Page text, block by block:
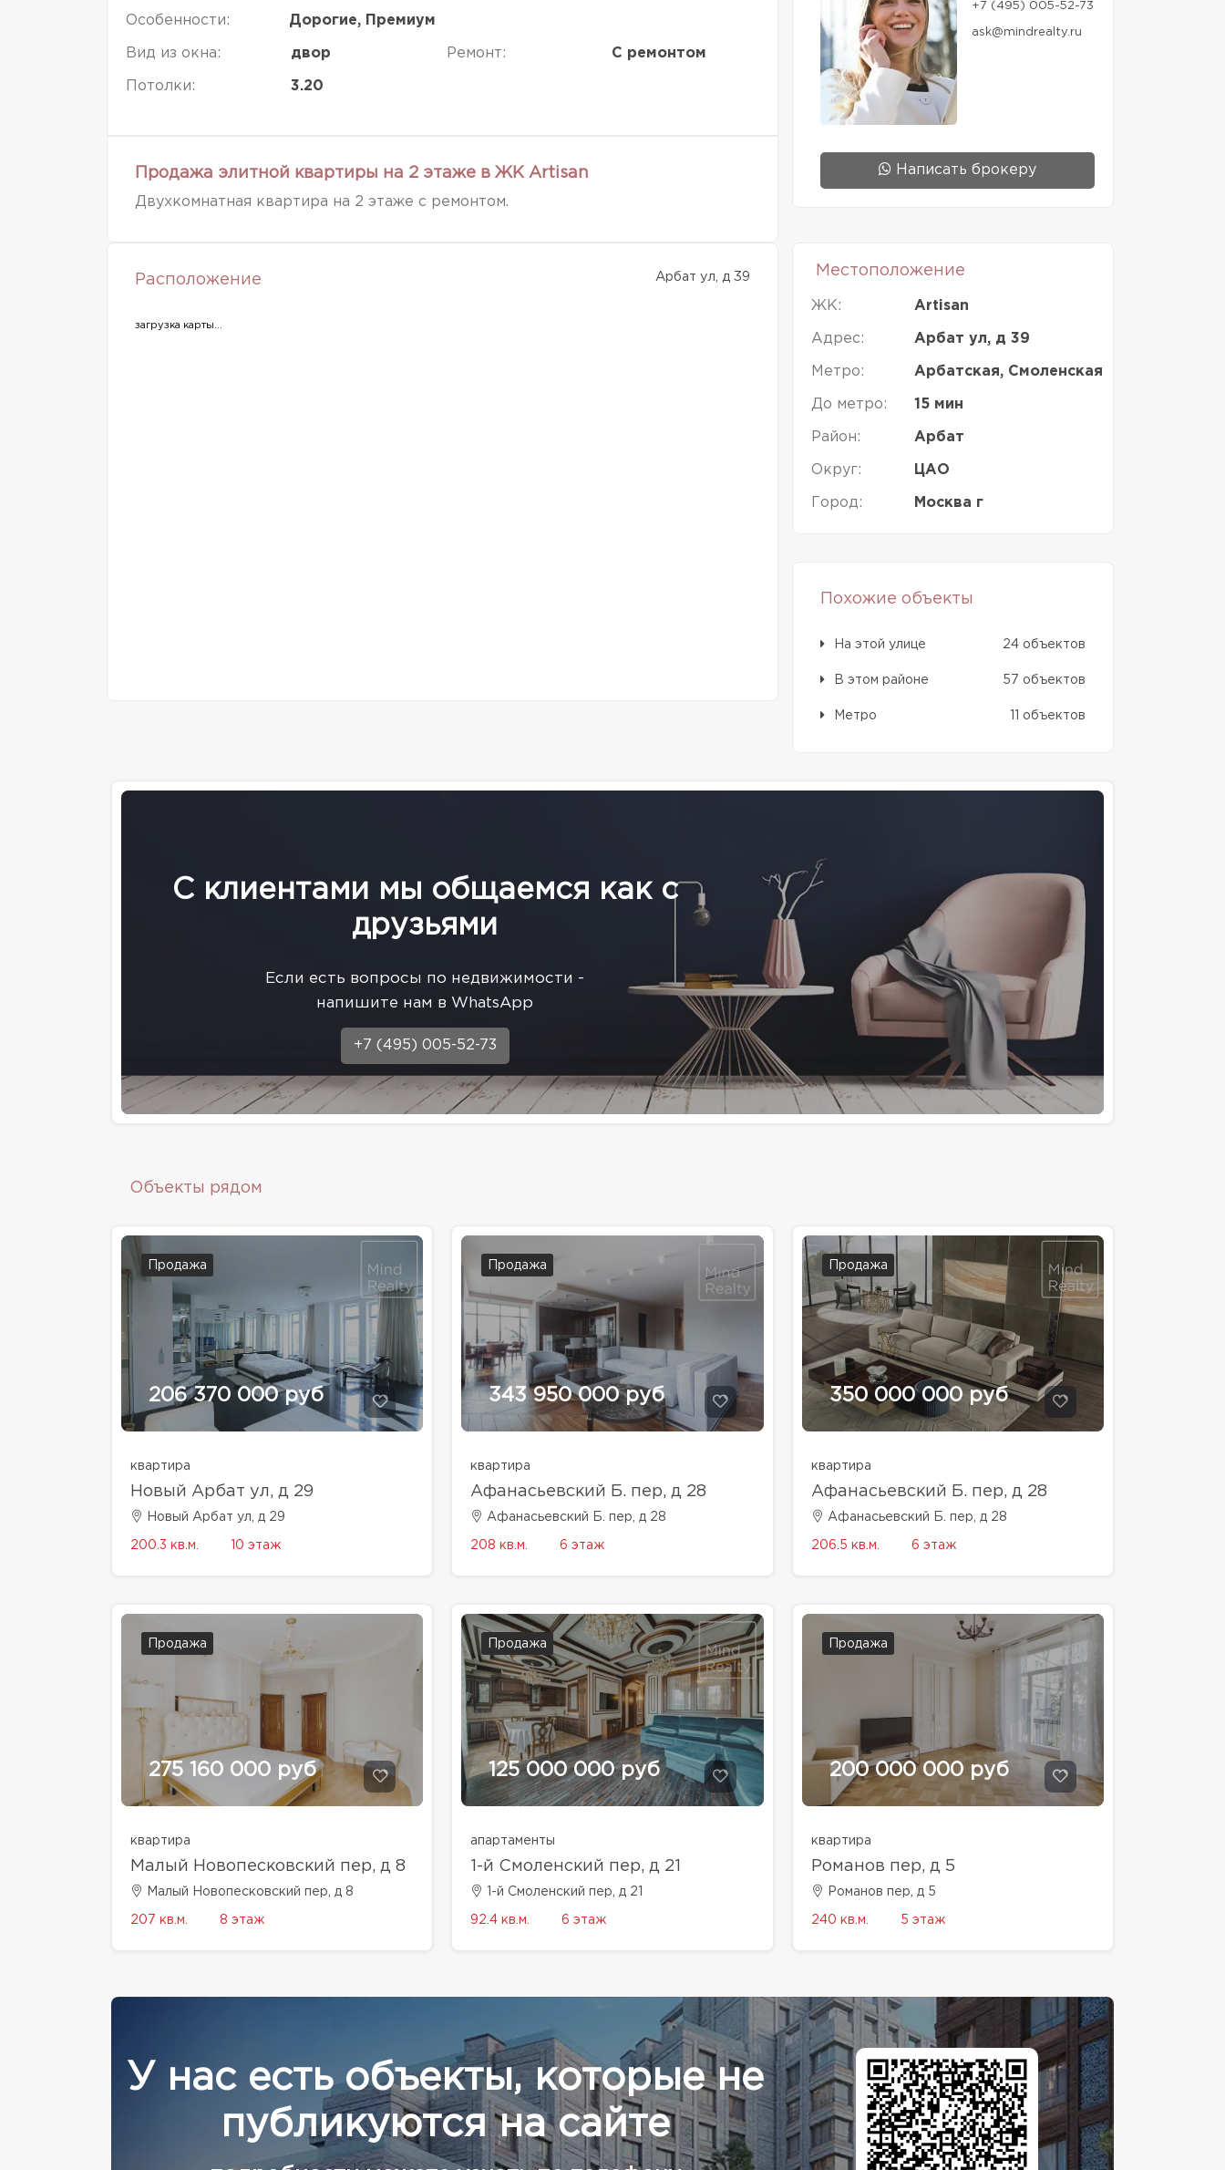
Особенности: Дорогие, Премиум
Вид из окна: двор
Потолки: 3.20
Ремонт: С ремонтом
Продажа элитной квартиры на 2 этаже в ЖК Artisan
Двухкомнатная квартира на 2 этаже с ремонтом.
+7 (495) 005-52-73
ask@mindrealty.ru
Написать брокеру
Расположение Арбат ул, д 39
загрузка карты...
Местоположение
ЖК: Artisan
Адрес: Арбат ул, д 39
Метро: Арбатская, Смоленская
До метро: 15 мин
Район: Арбат
Округ: ЦАО
Город: Москва г
Похожие объекты
На этой улице 24 объектов
В этом районе 57 объектов
Метро 11 объектов
С клиентами мы общаемся как с
друзьями
Eсли есть вопросы по недвижимости -
напишите нам в WhatsApp
+7 (495) 005-52-73
Объекты рядом
Продажа
206 370 000 руб
квартира
Новый Арбат ул, д 29
Новый Арбат ул, д 29
200.3 кв.м. 10 этаж
Продажа
343 950 000 руб
квартира
Афанасьевский Б. пер, д 28
Афанасьевский Б. пер, д 28
208 кв.м. 6 этаж
Продажа
350 000 000 руб
квартира
Афанасьевский Б. пер, д 28
Афанасьевский Б. пер, д 28
206.5 кв.м. 6 этаж
Продажа
275 160 000 руб
квартира
Малый Новопесковский пер, д 8
Малый Новопесковский пер, д 8
207 кв.м. 8 этаж
Продажа
125 000 000 руб
апартаменты
1-й Смоленский пер, д 21
1-й Смоленский пер, д 21
92.4 кв.м. 6 этаж
Продажа
200 000 000 руб
квартира
Романов пер, д 5
Романов пер, д 5
240 кв.м. 5 этаж
У нас есть объекты, которые не
публикуются на сайте